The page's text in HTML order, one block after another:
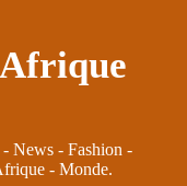
News - Fashion -
- Monde.